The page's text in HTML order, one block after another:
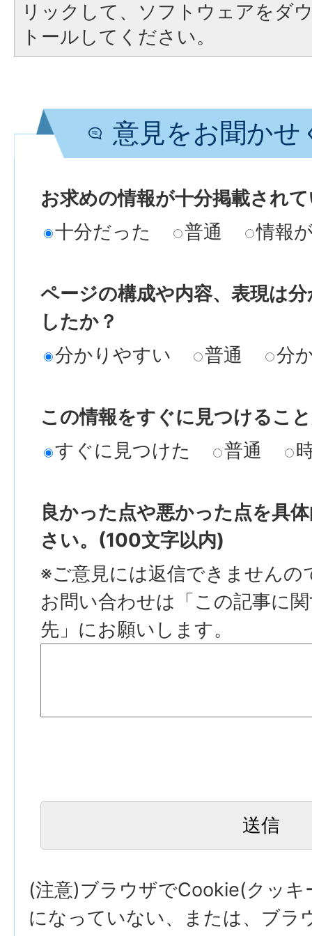
リックして、ソフトウェアをダ
トールしてください。
意見をお聞かせ
お求めの情報が十分掲載され
十分だった
普通 情報
ページの構成や内容、表現は
したか？
分かりやすい
普通 分
この情報をすぐに見つけるこ
すぐに見つけた
普通
良かった点や悪かった点を具
さい。(100文字以内)
※ご意見には返信できませんの
お問い合わせは「この記事に
先」にお願いします。
(注意)ブラウザでCookie(クッキ
になっていない、または、ブラ